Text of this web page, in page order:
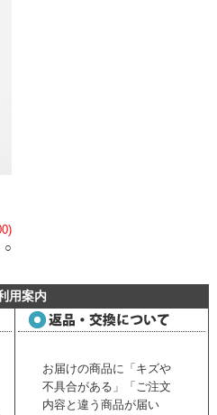
○
用案内
お届けの商品に「キズや
不具合がある」「ご注文
内容と違う商品が届い